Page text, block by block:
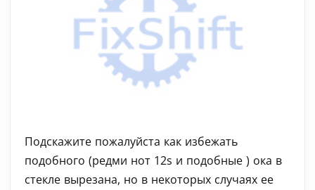
Подскажите пожалуйста как избежать
подобного (редми нот 12s и подобные ) ока в
стекле вырезана, но в некоторых случаях ее